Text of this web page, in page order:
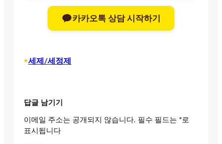
카카오톡 상담 시작하기
•세제/세정제
답글 남기기
이메일 주소는 공개되지 않습니다. 필수 필드는 *로
표시됩니다